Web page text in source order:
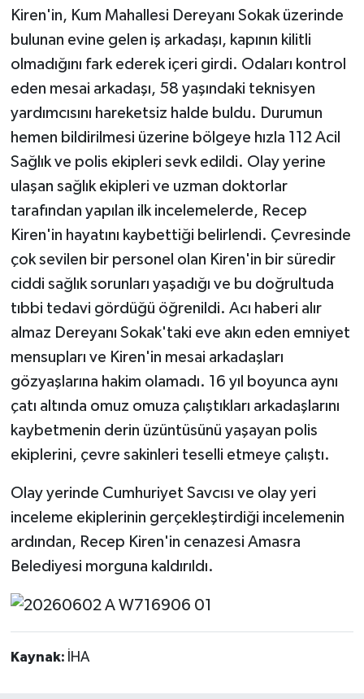
Kiren'in, Kum Mahallesi Dereyanı Sokak üzerinde
bulunan evine gelen iş arkadaşı, kapının kilitli
olmadığını fark ederek içeri girdi. Odaları kontrol
eden mesai arkadaşı, 58 yaşındaki teknisyen
yardımcısını hareketsiz halde buldu. Durumun
hemen bildirilmesi üzerine bölgeye hızla 112 Acil
Sağlık ve polis ekipleri sevk edildi. Olay yerine
ulaşan sağlık ekipleri ve uzman doktorlar
tarafından yapılan ilk incelemelerde, Recep
Kiren'in hayatını kaybettiği belirlendi. Çevresinde
çok sevilen bir personel olan Kiren'in bir süredir
ciddi sağlık sorunları yaşadığı ve bu doğrultuda
tıbbi tedavi gördüğü öğrenildi. Acı haberi alır
almaz Dereyanı Sokak'taki eve akın eden emniyet
mensupları ve Kiren'in mesai arkadaşları
gözyaşlarına hakim olamadı. 16 yıl boyunca aynı
çatı altında omuz omuza çalıştıkları arkadaşlarını
kaybetmenin derin üzüntüsünü yaşayan polis
ekiplerini, çevre sakinleri teselli etmeye çalıştı.
Olay yerinde Cumhuriyet Savcısı ve olay yeri
inceleme ekiplerinin gerçekleştirdiği incelemenin
ardından, Recep Kiren'in cenazesi Amasra
Belediyesi morguna kaldırıldı.
Kaynak: İHA